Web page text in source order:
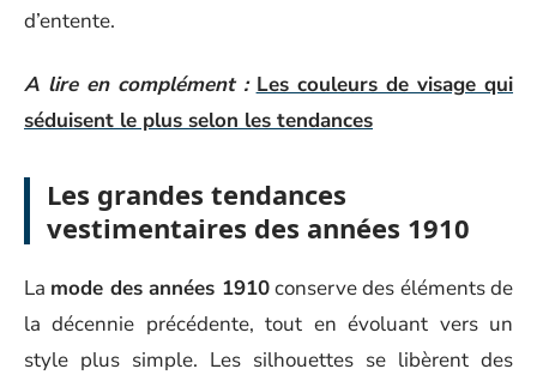
d’entente.
A lire en complément : Les couleurs de visage qui
séduisent le plus selon les tendances
Les grandes tendances
vestimentaires des années 1910
La mode des années 1910conserve des éléments de
la décennie précédente, tout en évoluant vers un
style plus simple. Les silhouettes se libèrent des